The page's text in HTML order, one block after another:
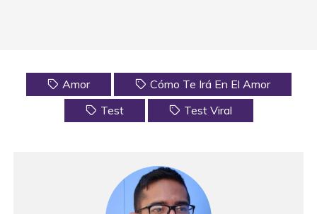
Amor
Cómo Te Irá En El Amor
Test
Test Viral